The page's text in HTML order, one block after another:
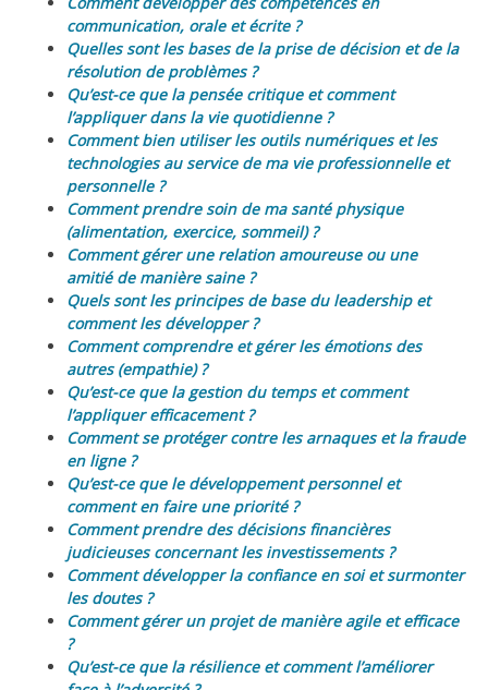
communication, orale et écrite ?
Quelles sont les bases de la prise de décision et de la
résolution de problèmes ?
Qu’est-ce que la pensée critique et comment
l’appliquer dans la vie quotidienne ?
Comment bien utiliser les outils numériques et les
technologies au service de ma vie professionnelle et
personnelle ?
Comment prendre soin de ma santé physique
(alimentation, exercice, sommeil) ?
Comment gérer une relation amoureuse ou une
amitié de manière saine ?
Quels sont les principes de base du leadership et
comment les développer ?
Comment comprendre et gérer les émotions des
autres (empathie) ?
Qu’est-ce que la gestion du temps et comment
l’appliquer efficacement ?
Comment se protéger contre les arnaques et la fraude
en ligne ?
Qu’est-ce que le développement personnel et
comment en faire une priorité ?
Comment prendre des décisions financières
judicieuses concernant les investissements ?
Comment développer la confiance en soi et surmonter
les doutes ?
Comment gérer un projet de manière agile et efficace
?
Qu’est-ce que la résilience et comment l’améliorer